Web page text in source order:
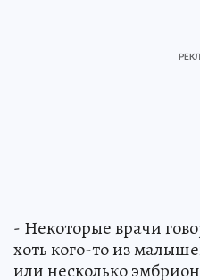
- Некоторые врачи
хоть кого-то из
или несколько